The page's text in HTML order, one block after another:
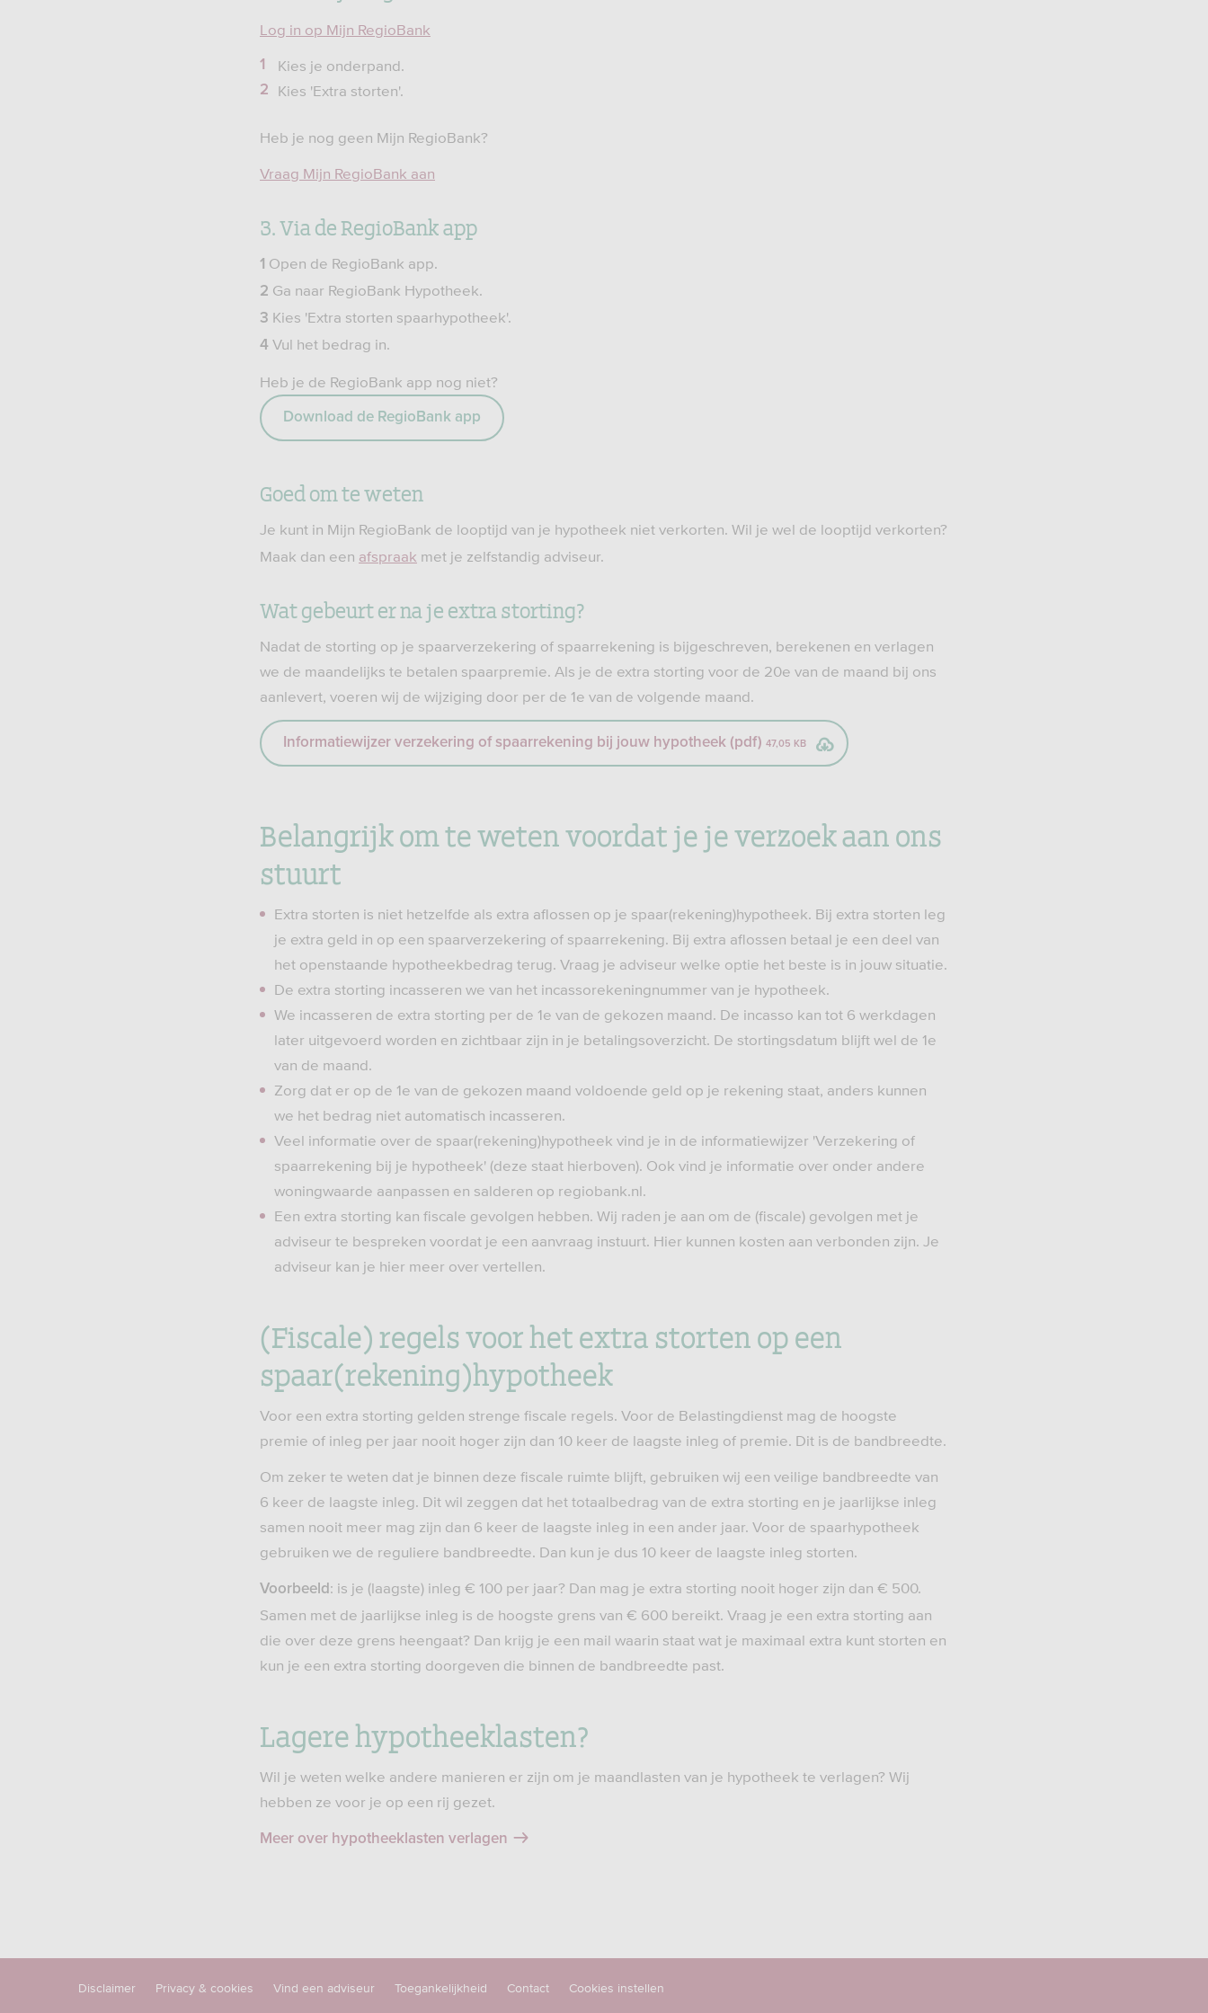
Log in op Mijn RegioBank
Kies je onderpand.
Kies 'Extra storten'.
Heb je nog geen Mijn RegioBank?
Vraag Mijn RegioBank aan
3. Via de RegioBank app
1 Open de RegioBank app.
2 Ga naar RegioBank Hypotheek.
3 Kies 'Extra storten spaarhypotheek'.
4 Vul het bedrag in.
Heb je de RegioBank app nog niet?
Download de RegioBank app
Goed om te weten
Je kunt in Mijn RegioBank de looptijd van je hypotheek niet verkorten. Wil je wel de looptijd verkorten?
Maak dan een afspraak met je zelfstandig adviseur.
Wat gebeurt er na je extra storting?
Nadat de storting op je spaarverzekering of spaarrekening is bijgeschreven, berekenen en verlagen
we de maandelijks te betalen spaarpremie. Als je de extra storting voor de 20e van de maand bij ons
aanlevert, voeren wij de wijziging door per de 1e van de volgende maand.
Informatiewijzer verzekering of spaarrekening bij jouw hypotheek (pdf) 47,05 KB
Belangrijk om te weten voordat je je verzoek aan ons
stuurt
Extra storten is niet hetzelfde als extra aflossen op je spaar(rekening)hypotheek. Bij extra storten leg
je extra geld in op een spaarverzekering of spaarrekening. Bij extra aflossen betaal je een deel van
het openstaande hypotheekbedrag terug. Vraag je adviseur welke optie het beste is in jouw situatie.
De extra storting incasseren we van het incassorekeningnummer van je hypotheek.
We incasseren de extra storting per de 1e van de gekozen maand. De incasso kan tot 6 werkdagen
later uitgevoerd worden en zichtbaar zijn in je betalingsoverzicht. De stortingsdatum blijft wel de 1e
van de maand.
Zorg dat er op de 1e van de gekozen maand voldoende geld op je rekening staat, anders kunnen
we het bedrag niet automatisch incasseren.
Veel informatie over de spaar(rekening)hypotheek vind je in de informatiewijzer 'Verzekering of
spaarrekening bij je hypotheek' (deze staat hierboven). Ook vind je informatie over onder andere
woningwaarde aanpassen en salderen op regiobank.nl.
Een extra storting kan fiscale gevolgen hebben. Wij raden je aan om de (fiscale) gevolgen met je
adviseur te bespreken voordat je een aanvraag instuurt. Hier kunnen kosten aan verbonden zijn. Je
adviseur kan je hier meer over vertellen.
(Fiscale) regels voor het extra storten op een
spaar(rekening)hypotheek
Voor een extra storting gelden strenge fiscale regels. Voor de Belastingdienst mag de hoogste
premie of inleg per jaar nooit hoger zijn dan 10 keer de laagste inleg of premie. Dit is de bandbreedte.
Om zeker te weten dat je binnen deze fiscale ruimte blijft, gebruiken wij een veilige bandbreedte van
6 keer de laagste inleg. Dit wil zeggen dat het totaalbedrag van de extra storting en je jaarlijkse inleg
samen nooit meer mag zijn dan 6 keer de laagste inleg in een ander jaar. Voor de spaarhypotheek
gebruiken we de reguliere bandbreedte. Dan kun je dus 10 keer de laagste inleg storten.
Voorbeeld : is je (laagste) inleg € 100 per jaar? Dan mag je extra storting nooit hoger zijn dan € 500.
Samen met de jaarlijkse inleg is de hoogste grens van € 600 bereikt. Vraag je een extra storting aan
die over deze grens heengaat? Dan krijg je een mail waarin staat wat je maximaal extra kunt storten en
kun je een extra storting doorgeven die binnen de bandbreedte past.
Lagere hypotheeklasten?
Wil je weten welke andere manieren er zijn om je maandlasten van je hypotheek te verlagen? Wij
hebben ze voor je op een rij gezet.
Meer over hypotheeklasten verlagen
Disclaimer Privacy & cookies Vind een adviseur Toegankelijkheid Contact Cookies instellen